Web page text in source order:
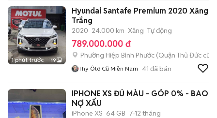
1 phút trước 19
Hyundai Santafe Premium 2020 Xăng
Trắng
2020 24.000 km Xăng Tự động
789.000.000 đ
Phường Hiệp Bình Phước (Quận Thủ Đức cũ)
Thy Ôtô Cũ Miền Nam 41 đã bán
IPHONE XS ĐỦ MÀU - GÓP 0% - BAO
NỢ XẤU
iPhone XS 64 GB 7-12 tháng